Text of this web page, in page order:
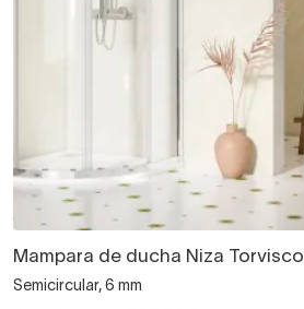
Mampara de ducha Niza Torvisco
Semicircular, 6 mm